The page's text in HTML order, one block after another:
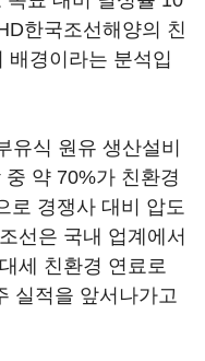
한국조선해양의 친
배경이라는 분석입
유식 원유 생산설비
약 70%가 친환경
로 경쟁사 대비 압도
선은 국내 업계에서
세 친환경 연료로
실적을 앞서나가고